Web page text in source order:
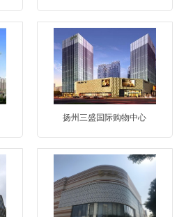
扬州三盛国际购物中心